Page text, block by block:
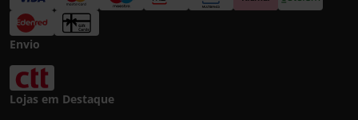
Envio
Lojas em Destaque